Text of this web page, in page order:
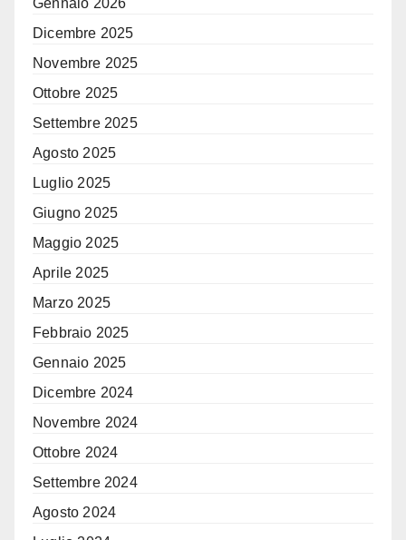
Gennaio 2026
Dicembre 2025
Novembre 2025
Ottobre 2025
Settembre 2025
Agosto 2025
Luglio 2025
Giugno 2025
Maggio 2025
Aprile 2025
Marzo 2025
Febbraio 2025
Gennaio 2025
Dicembre 2024
Novembre 2024
Ottobre 2024
Settembre 2024
Agosto 2024